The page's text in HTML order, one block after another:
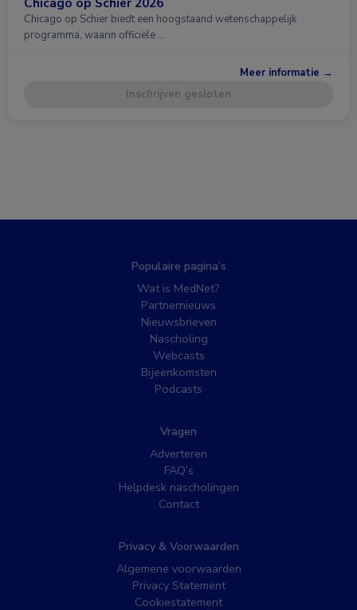
Chicago op Schier biedt een hoogstaand wetenschappelijk
programma, waarin officiële …
Meer informatie →
Inschrijven gesloten
Populaire pagina’s
Wat is MedNet?
Partnernieuws
Nieuwsbrieven
Nascholing
Webcasts
Bijeenkomsten
Podcasts
Vragen
Adverteren
FAQ’s
Helpdesk nascholingen
Contact
Privacy & Voorwaarden
Algemene voorwaarden
Privacy Statement
Cookiestatement